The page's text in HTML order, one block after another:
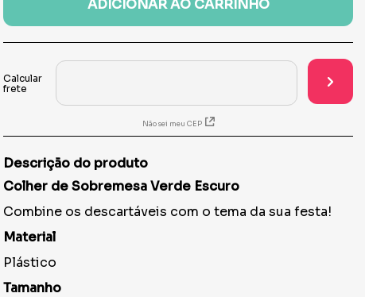
ADICIONAR AO CARRINHO
Não sei meu CEP
Descrição do produto
Colher de Sobremesa Verde Escuro
Combine os descartáveis com o tema da sua festa!
Material
Plástico
Tamanho